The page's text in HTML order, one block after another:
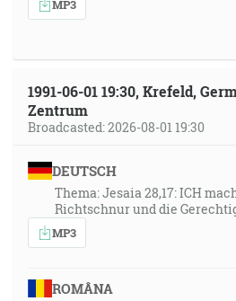
MP3
1991-06-01 19:30, Krefeld,
Zentrum
Broadcasted: 2026-08-01 19:30
DEUTSCH
Thema: Jesaia 28,17: ICH
Richtschnur und die
MP3
ROMÂNA